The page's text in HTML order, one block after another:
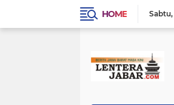
HOME Sabtu